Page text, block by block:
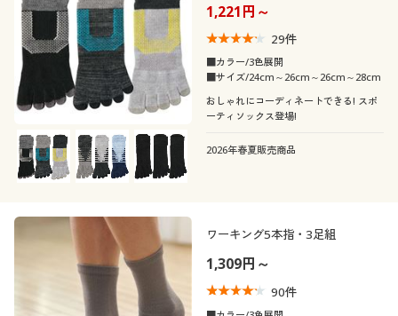
1,221円～
29件
■カラー/3色展開
■サイズ/24cm～26cm～26cm～28cm
おしゃれにコーディネートできる! スポ
ーティソックス登場!
2026年春夏販売商品
ワーキング5本指・3足組
1,309円～
90件